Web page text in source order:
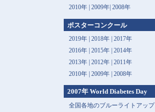
2010年| 2009年| 2008年
ポスターコンクール
2019年 | 2018年 | 2017年
2016年 | 2015年 | 2014年
2013年 | 2012年 | 2011年
2010年 | 2009年 | 2008年
2007年 World Diabetes Day
全国各地のブルーライトアップ